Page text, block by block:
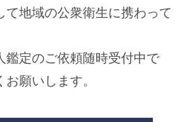
て地域の公衆衛生に携わって
鑑定のご依頼随時受付中で
願いします。